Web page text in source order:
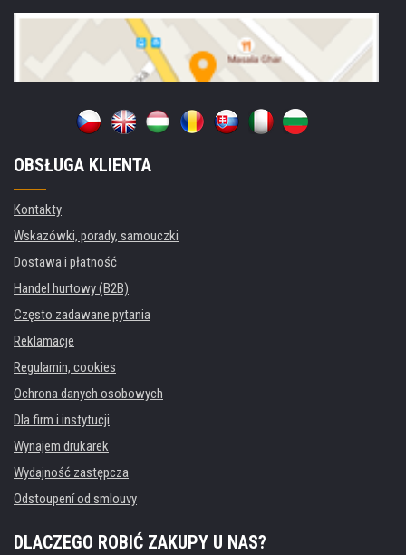
OBSŁUGA KLIENTA
Kontakty
Wskazówki, porady, samouczki
Dostawa i płatność
Handel hurtowy (B2B)
Często zadawane pytania
Reklamacje
Regulamin, cookies
Ochrona danych osobowych
Dla firm i instytucji
Wynajem drukarek
Wydajność zastępcza
Odstoupení od smlouvy
DLACZEGO ROBIĆ ZAKUPY U NAS?